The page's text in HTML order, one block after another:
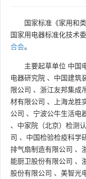
国家标准《家用和
国家用电器标准化技术
合会。
主要起草单位 中国
电器研究院 、 中国建筑
限公司 、 浙江友邦集成
材有限公司 、 上海龙胜
公司 、 宁波公牛生活电
、 中家院（北京）检测
司 、 中国检验检疫科学
排气扇制造有限公司 、
能厨卫股份有限公司 、
股份有限公司 、 美智光